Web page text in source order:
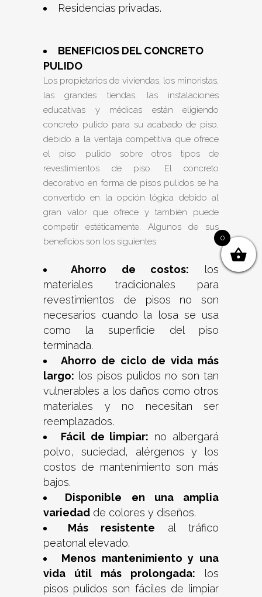
Residencias privadas.
BENEFICIOS DEL CONCRETO
PULIDO
Los propietarios de viviendas, los minoristas,
las grandes tiendas, las instalaciones
educativas y médicas están eligiendo
concreto pulido para su acabado de piso,
debido a la ventaja competitiva que ofrece
el piso pulido sobre otros tipos de
revestimientos de piso. El concreto
decorativo en forma de pisos pulidos se ha
convertido en la opción lógica debido al
gran valor que ofrece y también puede
competir estéticamente. Algunos de sus
beneficios son los siguientes:
Ahorro de costos: los
materiales tradicionales para
revestimientos de pisos no son
necesarios cuando la losa se usa
como la superficie del piso
terminada.
Ahorro de ciclo de vida más
largo: los pisos pulidos no son tan
vulnerables a los daños como otros
materiales y no necesitan ser
reemplazados.
Fácil de limpiar: no albergará
polvo, suciedad, alérgenos y los
costos de mantenimiento son más
bajos.
Disponible en una amplia
variedad de colores y diseños.
Más resistente al tráfico
peatonal elevado.
Menos mantenimiento y una
vida útil más prolongada: los
pisos pulidos son fáciles de limpiar
0